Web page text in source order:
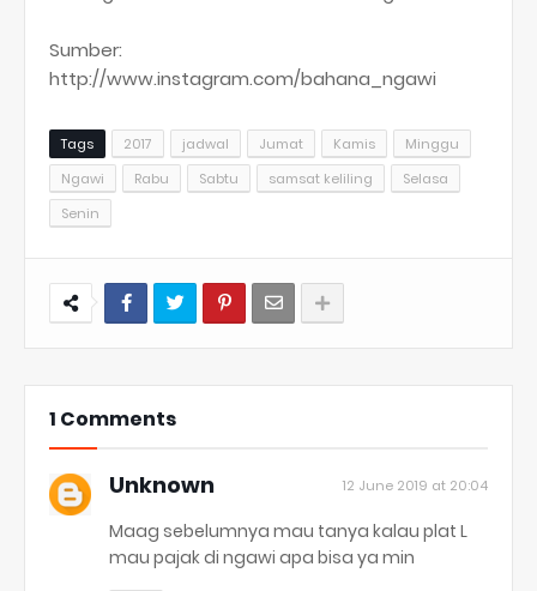
Sumber:
http://www.instagram.com/bahana_ngawi
Tags 2017 jadwal Jumat Kamis
Minggu
Ngawi
Rabu Sabtu samsat keliling
Selasa
Senin
1 Comments
Unknown 12 June 2019 at 20:04
Maag sebelumnya mau tanya kalau plat L
mau pajak di ngawi apa bisa ya min